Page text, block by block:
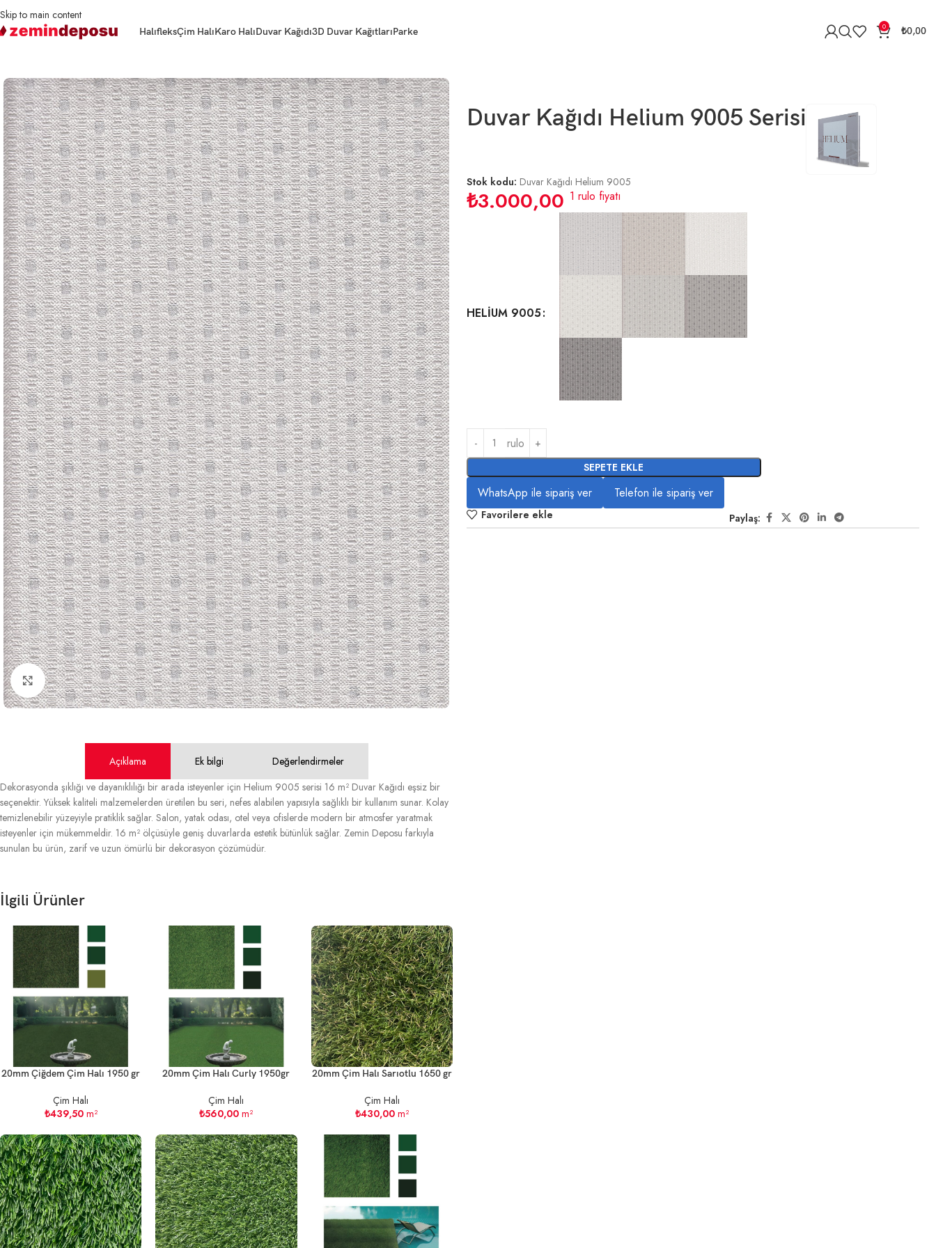
Skip to main content
HalıfleksÇim HalıKaro HalıDuvar Kağıdı3D Duvar KağıtlarıParke 0 ₺0,00
Büyütmek için tıklayın
Duvar Kağıdı Helium 9005 Serisi
Stok kodu: Duvar Kağıdı Helium 9005
₺3.000,00 1 rulo fiyatı
HELİUM 9005
rulo
SEPETE EKLE
WhatsApp ile sipariş ver Telefon ile sipariş ver
Favorilere ekle Paylaş:
Açıklama Ek bilgi
Değerlendirmeler
Dekorasyonda şıklığı ve dayanıklılığı bir arada isteyenler için Helium 9005 serisi 16 m² Duvar Kağıdı eşsiz bir
seçenektir. Yüksek kaliteli malzemelerden üretilen bu seri, nefes alabilen yapısıyla sağlıklı bir kullanım sunar. Kolay
temizlenebilir yüzeyiyle pratiklik sağlar. Salon, yatak odası, otel veya ofislerde modern bir atmosfer yaratmak
isteyenler için mükemmeldir. 16 m² ölçüsüyle geniş duvarlarda estetik bütünlük sağlar. Zemin Deposu farkıyla
sunulan bu ürün, zarif ve uzun ömürlü bir dekorasyon çözümüdür.
İlgili Ürünler
20mm Çiğdem Çim Halı 1950 gr
Çim Halı
₺439,50m²
20mm Çim Halı Curly 1950gr
Çim Halı
₺560,00 m²
20mm Çim Halı Sarıotlu 1650 gr
Çim Halı
₺430,00m²